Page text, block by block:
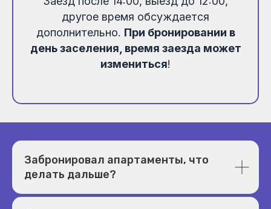
другое время обсуждается
дополнительно. При бронировании в
день заселения, время заезда может
измениться!
Забронировал апартаменты, что
делать дальше?